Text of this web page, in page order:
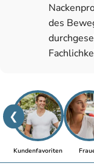
des
❮
Kundenfavoriten